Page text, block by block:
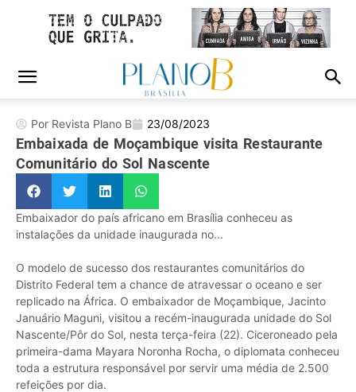
Por Revista Plano B 23/08/2023
Embaixada de Moçambique visita Restaurante
Comunitário do Sol Nascente
Embaixador do país africano em Brasília conheceu as
instalações da unidade inaugurada no...
O modelo de sucesso dos restaurantes comunitários do
Distrito Federal tem a chance de atravessar o oceano e ser
replicado na África. O embaixador de Moçambique, Jacinto
Januário Maguni, visitou a recém-inaugurada unidade do Sol
Nascente/Pôr do Sol, nesta terça-feira (22). Ciceroneado pela
primeira-dama Mayara Noronha Rocha, o diplomata conheceu
toda a estrutura responsável por servir uma média de 2.500
refeições por dia.